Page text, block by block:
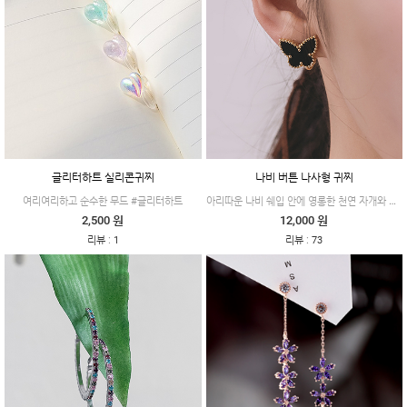
글리터하트 실리콘귀찌
여리여리하고 순수한 무드 #글리터하트
2,500 원
리뷰: 1
나비 버튼 나사형 귀찌
아리따운 나비 쉐입 안에 영롱한 천연 자개와 오닉스가 세팅되어 우아한 무드의 제품이에요.
12,000 원
리뷰 :73